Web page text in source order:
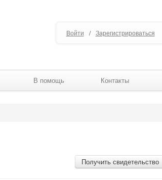
Войти / Зарегистрироваться
В помощь Контакты
Получить свидетельство